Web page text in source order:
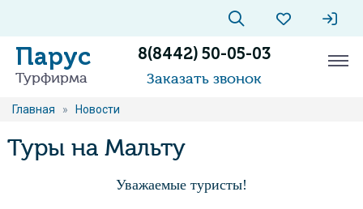
Парус
Турфирма
8(8442) 50-05-03
Заказать звонок
Главная » Новости
Туры на Мальту
Уважаемые туристы!